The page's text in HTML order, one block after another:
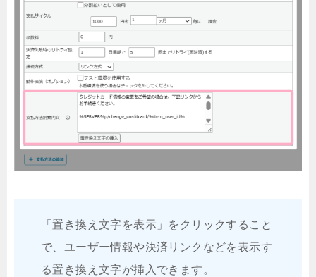
「置き換え文字を表示」をクリックすること
で、ユーザー情報や決済リンクなどを表示す
る置き換え文字が挿入できます。